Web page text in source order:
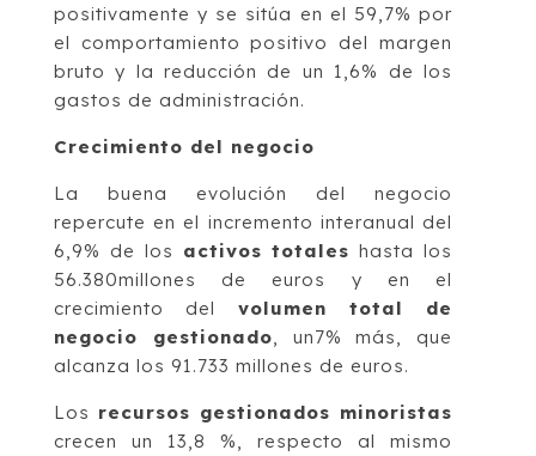
positivamente y se sitúa en el 59,7% por
el comportamiento positivo del margen
bruto y la reducción de un 1,6% de los
gastos de administración.
Crecimiento del negocio
La buena evolución del negocio
repercute en el incremento interanual del
6,9% de los activos totales hasta los
56.380millones de euros y en el
crecimiento del volumen total de
negocio gestionado , un7% más, que
alcanza los 91.733 millones de euros.
Los recursos gestionados minoristas
crecen un 13,8 %, respecto al mismo